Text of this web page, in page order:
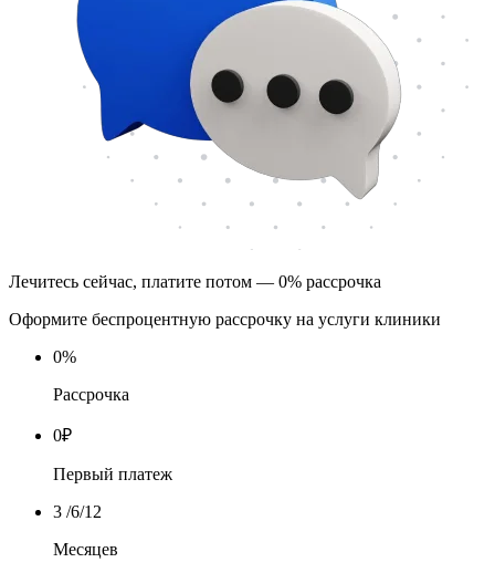
Лечитесь сейчас, платите потом — 0% рассрочка
Оформите беспроцентную рассрочку на услуги клиники
0%
Рассрочка
0₽
Первый платеж
3 /6/12
Месяцев